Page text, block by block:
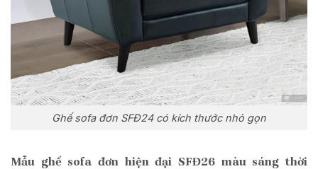
Ghế sofa đơn SFĐ24 có kích thước nhỏ gọn
Mẫu ghế sofa đơn hiện đại SFĐ26 màu sáng thời